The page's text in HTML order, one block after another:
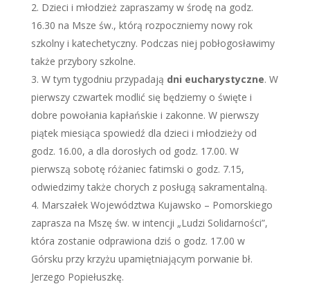
Dzieci i młodzież zapraszamy w środę na godz.
16.30 na Msze św., którą rozpoczniemy nowy rok
szkolny i katechetyczny. Podczas niej pobłogosławimy
także przybory szkolne.
W tym tygodniu przypadają dni eucharystyczne. W
pierwszy czwartek modlić się będziemy o święte i
dobre powołania kapłańskie i zakonne. W pierwszy
piątek miesiąca spowiedź dla dzieci i młodzieży od
godz. 16.00, a dla dorosłych od godz. 17.00. W
pierwszą sobotę różaniec fatimski o godz. 7.15,
odwiedzimy także chorych z posługą sakramentalną.
Marszałek Województwa Kujawsko – Pomorskiego
zaprasza na Mszę św. w intencji „Ludzi Solidarności”,
która zostanie odprawiona dziś o godz. 17.00 w
Górsku przy krzyżu upamiętniającym porwanie bł.
Jerzego Popiełuszkę.